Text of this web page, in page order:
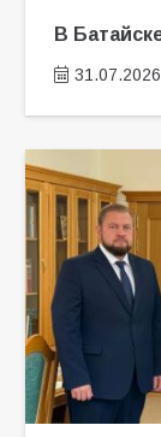
В
31.07.2026